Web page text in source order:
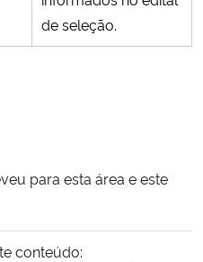
de seleção.
para esta área e este
conteúdo: